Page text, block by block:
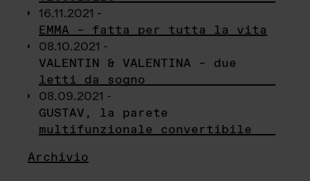
16.11.2021 -
EMMA – fatta per tutta la vita
08.10.2021 -
VALENTIN & VALENTINA – due
letti da sogno
08.09.2021 -
GUSTAV, la parete
multifunzionale convertibile
Archivio